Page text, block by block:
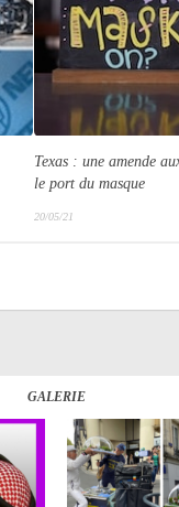
Texas : une amende
le port du masque
20/05/21
GALERIE